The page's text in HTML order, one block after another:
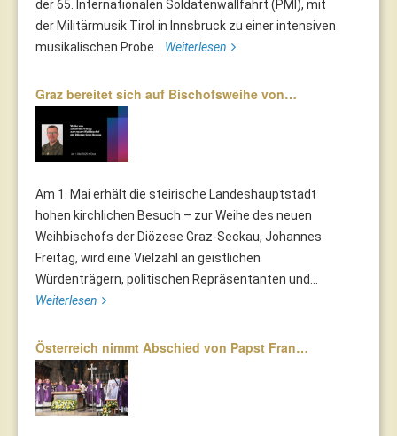
der 65. Internationalen Soldatenwallfahrt (PMI), mit
der Militärmusik Tirol in Innsbruck zu einer intensiven
musikalischen Probe... Weiterlesen
Graz bereitet sich auf Bischofsweihe von…
Am 1. Mai erhält die steirische Landeshauptstadt
hohen kirchlichen Besuch – zur Weihe des neuen
Weihbischofs der Diözese Graz-Seckau, Johannes
Freitag, wird eine Vielzahl an geistlichen
Würdenträgern, politischen Repräsentanten und...
Weiterlesen
Österreich nimmt Abschied von Papst Fran…